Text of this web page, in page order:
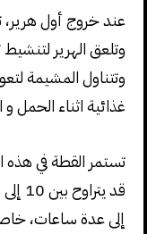
عند خروج أول هرير،
وتلعق الهرير
وتتناول المشيمة
غذائية اثناء الحمل و
تستمر القطة في هذه
إلى عدة ساعات،